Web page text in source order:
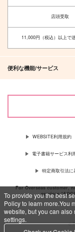
To provide you the best
Policy to learn more.You
website, but you can
settings.
ジョナサン×ディオ
サンプル
店頭受取
11,000円（税込）以上で
便利な機能/サービス
WEBSITE利用規約
電子書籍サービス利
特定商取引法に
For Overseas customer,
services
c